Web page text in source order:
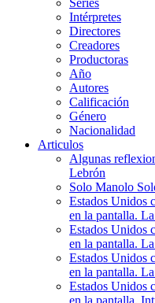
Series
Intérpretes
Directores
Creadores
Productoras
Año
Autores
Calificación
Género
Nacionalidad
Articulos
Algunas
Lebrón
Solo Manolo
Estados Unidos
en la pantalla.
Estados Unidos
en la pantalla.
Estados Unidos
en la pantalla.
Estados Unidos